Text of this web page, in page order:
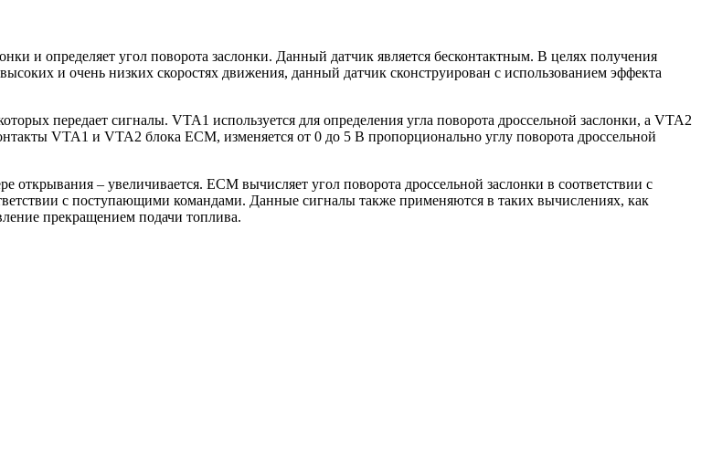
и определяет угол поворота заслонки. Данный датчик является бесконтактным. В целях получения
и очень низких скоростях движения, данный датчик сконструирован с использованием эффекта
передает сигналы. VTA1 используется для определения угла поворота дроссельной заслонки, а VTA2
VTA1 и VTA2 блока ECM, изменяется от 0 до 5 В пропорционально углу поворота дроссельной
– увеличивается. ECM вычисляет угол поворота дроссельной заслонки в соответствии с
с поступающими командами. Данные сигналы также применяются в таких вычислениях, как
прекращением подачи топлива.